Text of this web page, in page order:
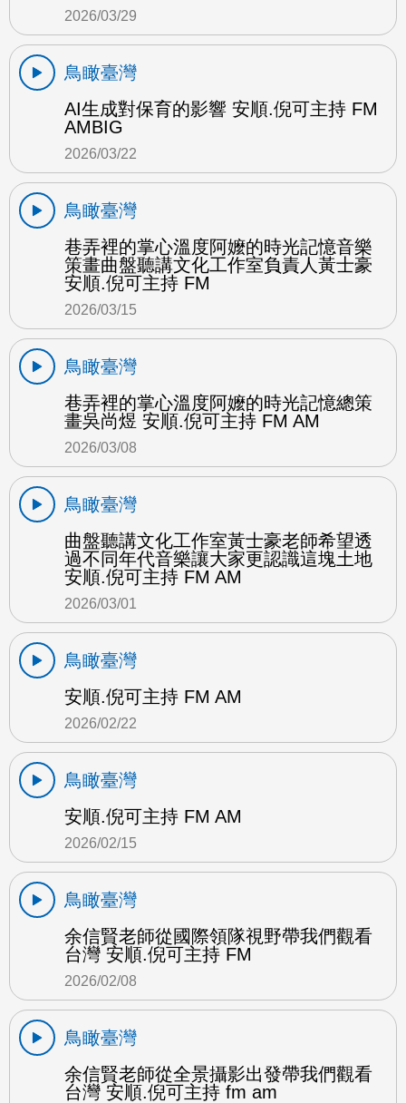
2026/03/29
鳥瞰臺灣
AI生成對保育的影響 安順.倪可主持 FM
AMBIG
2026/03/22
鳥瞰臺灣
巷弄裡的掌心溫度阿嬤的時光記憶音樂
策畫曲盤聽講文化工作室負責人黃士豪
安順.倪可主持 FM
2026/03/15
鳥瞰臺灣
巷弄裡的掌心溫度阿嬤的時光記憶總策
畫吳尚煜 安順.倪可主持 FM AM
2026/03/08
鳥瞰臺灣
曲盤聽講文化工作室黃士豪老師希望透
過不同年代音樂讓大家更認識這塊土地
安順.倪可主持 FM AM
2026/03/01
鳥瞰臺灣
安順.倪可主持 FM AM
2026/02/22
鳥瞰臺灣
安順.倪可主持 FM AM
2026/02/15
鳥瞰臺灣
余信賢老師從國際領隊視野帶我們觀看
台灣 安順.倪可主持 FM
2026/02/08
鳥瞰臺灣
余信賢老師從全景攝影出發帶我們觀看
台灣 安順.倪可主持 fm am